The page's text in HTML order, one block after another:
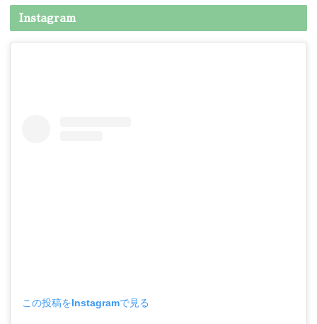
Instagram
この投稿をInstagramで見る